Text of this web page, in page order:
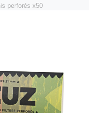
perforés x50